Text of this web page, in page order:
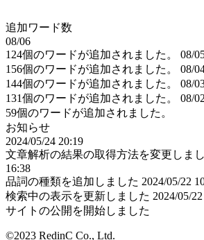
追加ワード数
08/06
124個のワードが追加されました。
08/
156個のワードが追加されました。
08/
144個のワードが追加されました。
08/
131個のワードが追加されました。
08/02
59個のワードが追加されました。
お知らせ
2024/05/24 20:19
文章解析の結果の取得方法を変更しまし
16:38
品詞の種類を追加しました 2024/05/22
検索中の表示を更新しました 2024/05/
サイトの公開を開始しました
©2023 RedinC Co., Ltd.